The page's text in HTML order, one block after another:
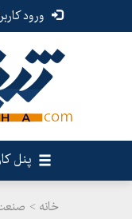
ورود
پنل
خانه >